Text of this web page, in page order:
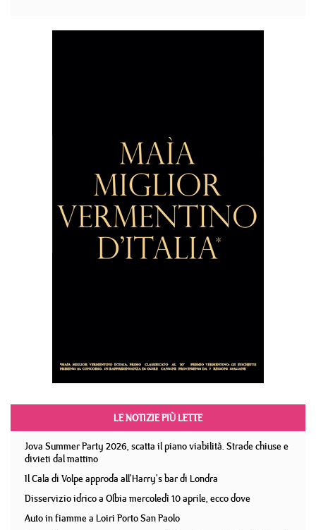
LE NOTIZIE PIÙ LETTE
Jova Summer Party 2026, scatta il piano viabilità. Strade chiuse e
divieti dal mattino
Il Cala di Volpe approda all'Harry's bar di Londra
Disservizio idrico a Olbia mercoledì 10 aprile, ecco dove
Auto in fiamme a Loiri Porto San Paolo